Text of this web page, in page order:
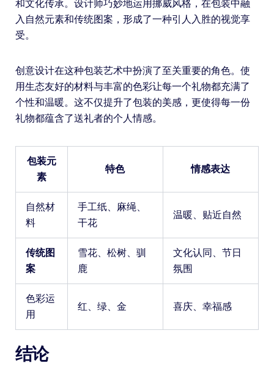
和文化传承。设计师巧妙地运用挪威风格，在包装中融
入自然元素和传统图案，形成了一种引人入胜的视觉享
受。
创意设计在这种包装艺术中扮演了至关重要的角色。使
用生态友好的材料与丰富的色彩让每一个礼物都充满了
个性和温暖。这不仅提升了包装的美感，更使得每一份
礼物都蕴含了送礼者的个人情感。
包装元
素
特色 情感表达
自然材
料
手工纸、麻绳、
干花
温暖、贴近自然
传统图
案
雪花、松树、驯
鹿
文化认同、节日
氛围
色彩运
用
红、绿、金 喜庆、幸福感
结论